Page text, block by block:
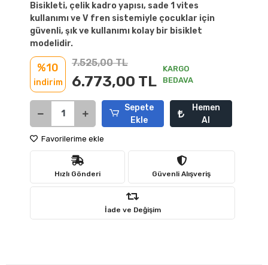
Bisikleti, çelik kadro yapısı, sade 1 vites
kullanımı ve V fren sistemiyle çocuklar için
güvenli, şık ve kullanımı kolay bir bisiklet
modelidir.
%10
indirim
7.525,00 TL
6.773,00 TL
KARGO
BEDAVA
Sepete
Ekle
Hemen
Al
Favorilerime ekle
Hızlı Gönderi Güvenli Alışveriş
İade ve Değişim